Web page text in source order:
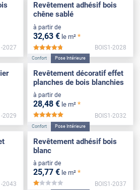
2027
Revêtement adhésif bois
chêne sablé
à partir de
32,63 € le m² *
*****
BOIS1-2028
2029
Confort Pose Intérieure
Revêtement décoratif effet
planches de bois blanchies
à partir de
28,48 € le m² *
BOIS1-2032
2043
Confort Pose Intérieure
Revêtement adhésif bois
blanc
à partir de
25,77 € le m² *
*****
BOIS1-2037